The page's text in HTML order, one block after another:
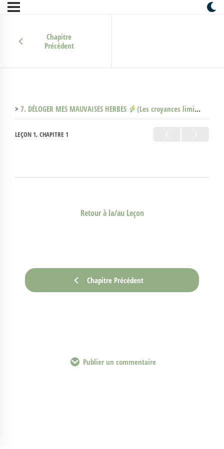
Chapitre
Précédent
7. DÉLOGER MES MAUVAISES HERBES (Les croyances limitantes) (Clone)
LEÇON 1, CHAPITRE 1
Chapitre Précédent
Retour à la/au Leçon
Publier un commentaire